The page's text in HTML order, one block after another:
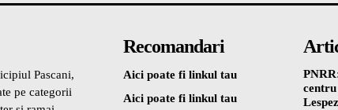
Pascani,
pe categorii
Recomandari
Aici poate fi linkul tau
Aici poate fi linkul tau